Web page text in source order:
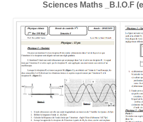
Sciences Maths _B.I.O.F